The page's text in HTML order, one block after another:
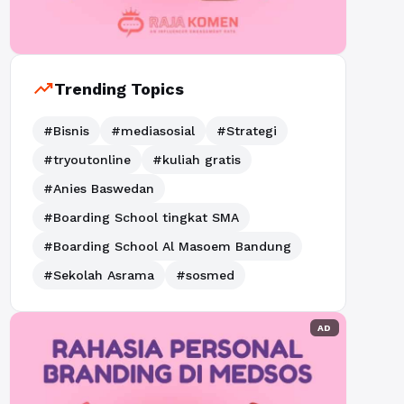
trending_upTrending Topics
#Bisnis #mediasosial
#Strategi
#tryoutonline
#kuliah gratis
#Anies Baswedan
#Boarding School tingkat SMA
#Boarding School Al Masoem Bandung
#Sekolah Asrama
#sosmed
AD